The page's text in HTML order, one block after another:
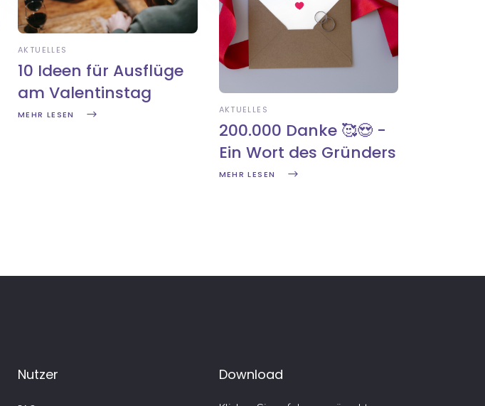
AKTUELLES
10 Ideen für Ausflüge
am Valentinstag
MEHR LESEN AKTUELLES
200.000 Danke 🥰😍 -
Ein Wort des Gründers
MEHR LESEN
Nutzer Download